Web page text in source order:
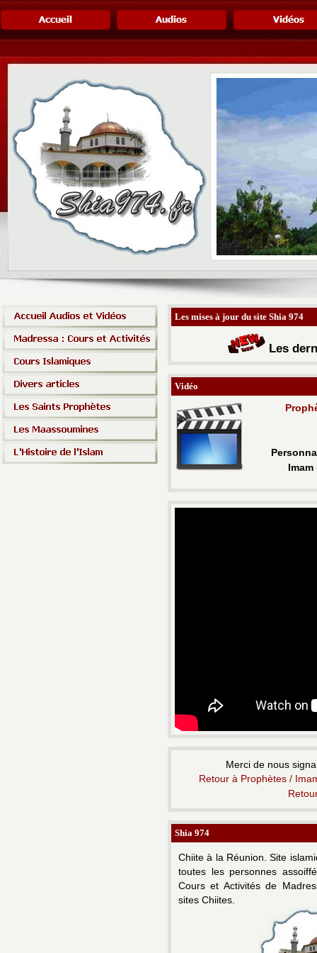
Les mises à jour du site Shia 974
Les d
Vidéo
Imam
Merci de nous
Retour à Prophètes /
Shia 974
Chiite à la Réunion.Site
toutes les personnes
Cours et Activités de
sites Chiites.